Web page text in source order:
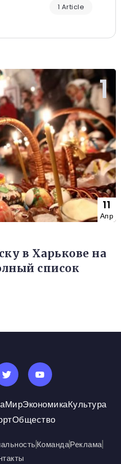
1 Article
11
Апр
в Харькове на
список
МирЭкономикаКультура
Общество
КомандаРеклама